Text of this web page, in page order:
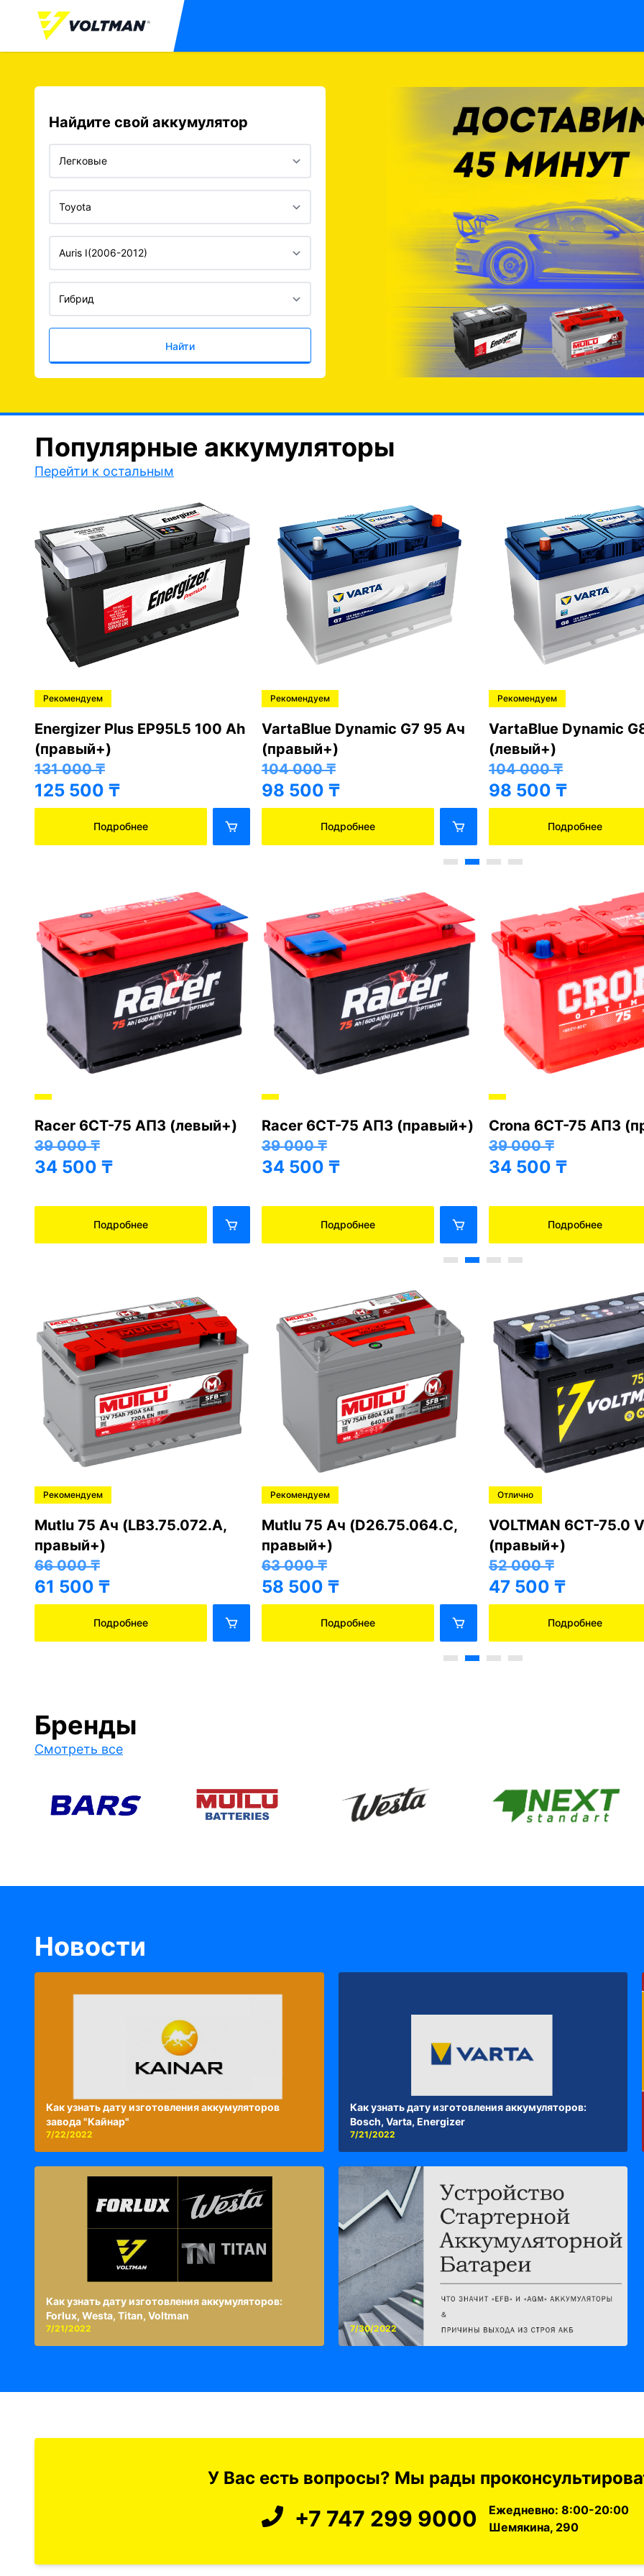
Найдите свой аккумулятор
Найти
Популярные аккумуляторы
Перейти к остальным
Рекомендуем
Energizer Plus EP95L5 100 Ah
(правый+)
131 000₸
125 500 ₸
Подробнее
Рекомендуем
VartaBlue Dynamic G7 95 Ач
(правый+)
104 000₸
98 500 ₸
Подробнее
Рекомендуем
VartaBlue Dynamic
(левый+)
104 000₸
98 500 ₸
Подробнее
Racer 6СТ-75 АПЗ (левый+)
39 000₸
34 500 ₸
Подробнее
Racer 6СТ-75 АПЗ (правый+)
39 000₸
34 500 ₸
Подробнее
Crona 6СТ-75 АПЗ
39 000₸
34 500 ₸
Подробнее
Рекомендуем
Mutlu 75 Ач (LB3.75.072.A,
правый+)
66 000₸
61 500 ₸
Подробнее
Рекомендуем
Mutlu 75 Ач (D26.75.064.C,
правый+)
63 000₸
58 500 ₸
Подробнее
Отлично
VOLTMAN 6CT-75.0
(правый+)
52 000₸
47 500 ₸
Подробнее
Бренды
Смотреть все
Новости
Как узнать дату изготовления аккумуляторов
завода "Кайнар"
7/22/2022
Как узнать дату изготовления аккумуляторов:
Bosch, Varta, Energizer
7/21/2022
Как узнать дату изготовления аккумуляторов:
Forlux, Westa, Titan, Voltman
7/21/2022 7/30/2022
У Вас есть вопросы? Мы рады
+7 747 299 9000
Ежедневно: 8:00-20:00
Шемякина, 290